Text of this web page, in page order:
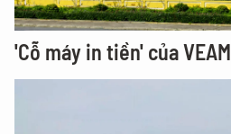
'Cỗ máy in tiền' của VEAM